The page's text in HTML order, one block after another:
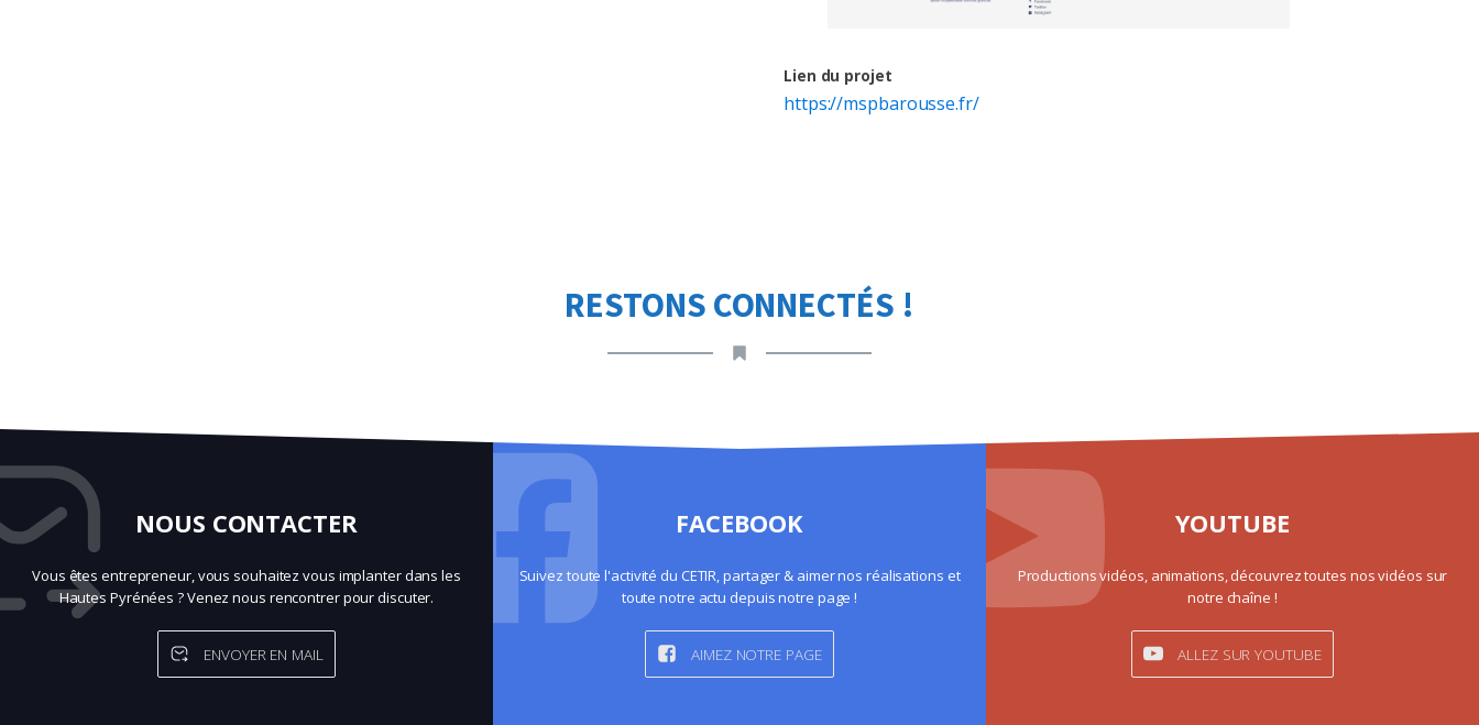
Lien du projet
https://mspbarousse.fr/
RESTONS CONNECTÉS !
NOUS CONTACTER
Vous êtes entrepreneur, vous souhaitez vous implanter dans les
Hautes Pyrénées ? Venez nous rencontrer pour discuter.
ENVOYER EN MAIL
FACEBOOK
Suivez toute l'activité du CETIR, partager & aimer nos réalisations et
toute notre actu depuis notre page !
AIMEZ NOTRE PAGE
YOUTUBE
Productions vidéos, animations, découvrez toutes nos vidéos sur
notre chaîne !
ALLEZ SUR YOUTUBE